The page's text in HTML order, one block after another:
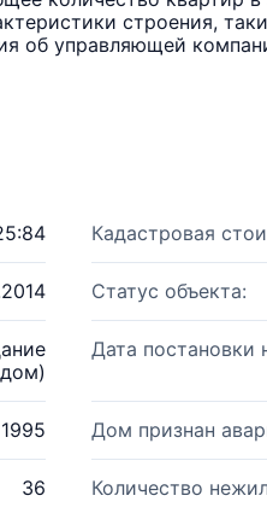
строения,
об управляющей
Кадастровая
Статус объекта:
Дата постановки
1995 Дом признан
36 Количество